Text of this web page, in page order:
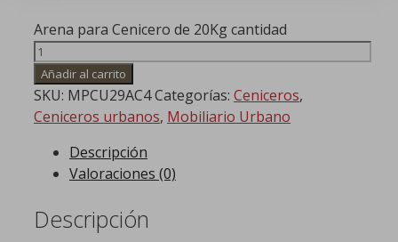
Arena para Cenicero de 20Kg cantidad
Añadir al carrito
SKU: MPCU29AC4Categorías: Ceniceros,
Ceniceros urbanos, Mobiliario Urbano
Descripción
Valoraciones (0)
Descripción